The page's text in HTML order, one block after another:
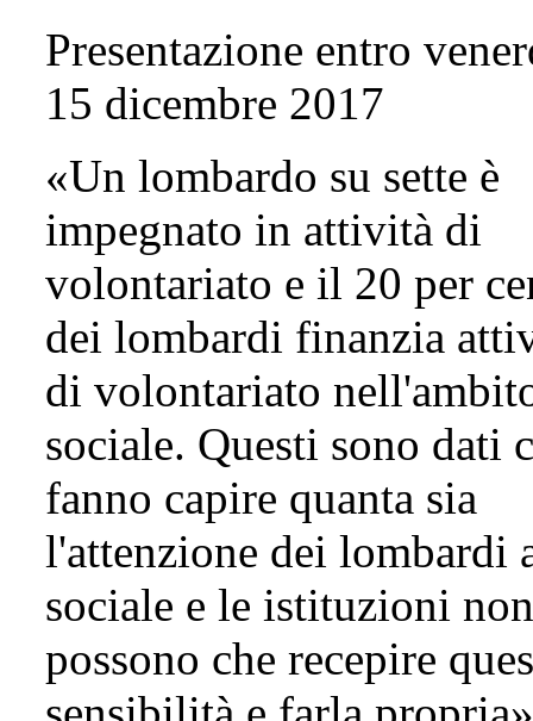
Presentazione entro
15 dicembre 2017
«Un lombardo su sette è
impegnato in attività di
volontariato e il 20 per
dei lombardi finanzia
di volontariato
sociale. Questi sono dati
fanno capire quanta sia
l'attenzione dei lombardi
sociale e le istituzioni non
possono che recepire